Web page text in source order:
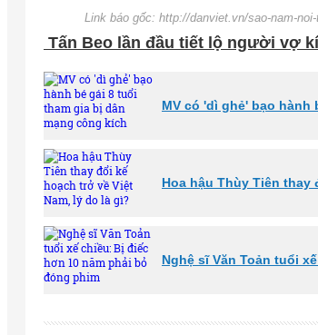
Link báo gốc: http://danviet.vn/sao-nam-
Tấn Beo lần đầu tiết lộ người vợ
MV có 'dì ghẻ' bạo hành
Hoa hậu Thùy Tiên thay
Nghệ sĩ Văn Toản tuổi